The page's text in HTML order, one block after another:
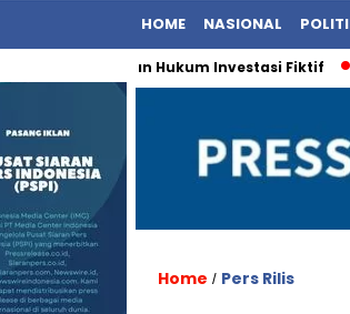
HOME NASIONAL
Hukum Investasi Fiktif
Home / Pers Rilis